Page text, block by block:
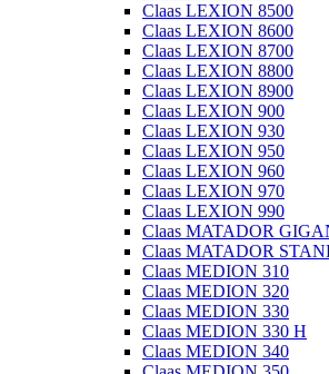
Claas LEXION 8500
Claas LEXION 8600
Claas LEXION 8700
Claas LEXION 8800
Claas LEXION 8900
Claas LEXION 900
Claas LEXION 930
Claas LEXION 950
Claas LEXION 960
Claas LEXION 970
Claas LEXION 990
Claas MATADOR
Claas MATADOR
Claas MEDION 310
Claas MEDION 320
Claas MEDION 330
Claas MEDION 330 H
Claas MEDION 340